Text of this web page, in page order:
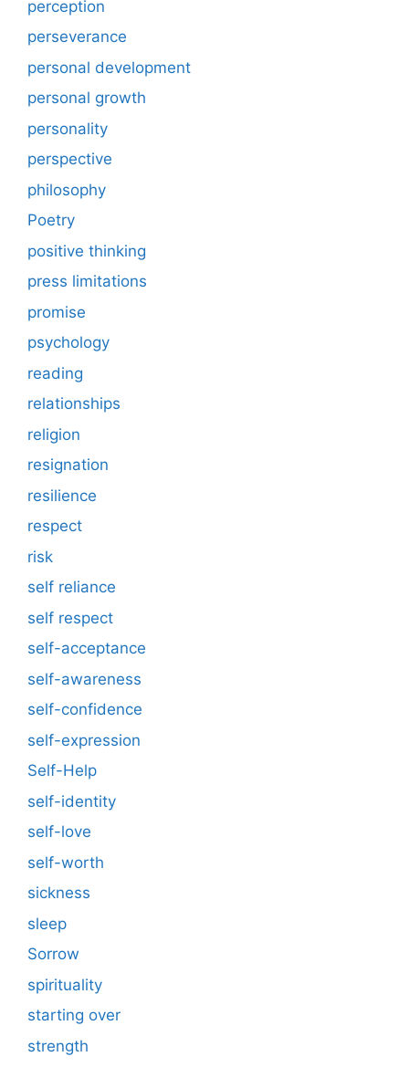
perception
perseverance
personal development
personal growth
personality
perspective
philosophy
Poetry
positive thinking
press limitations
promise
psychology
reading
relationships
religion
resignation
resilience
respect
risk
self reliance
self respect
self-acceptance
self-awareness
self-confidence
self-expression
Self-Help
self-identity
self-love
self-worth
sickness
sleep
Sorrow
spirituality
starting over
strength